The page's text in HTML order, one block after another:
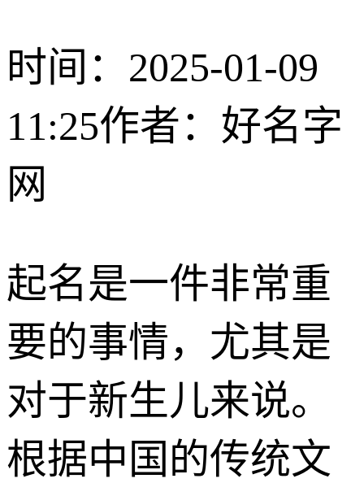
时间：2025-01-09
11:25作者：好名字
网
起名是一件非常重
要的事情，尤其是
对于新生儿来说。
根据中国的传统文